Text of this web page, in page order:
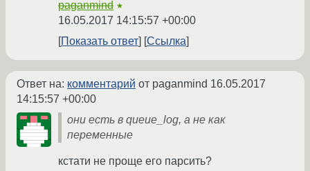
paganmind ★
16.05.2017 14:15:57 +00:00
Показать ответ
Ссылка
Ответ на: комментарий от paganmind 16.05.2017
14:15:57 +00:00
они есть в queue_log, а не как
переменные
кстати не проще его парсить?